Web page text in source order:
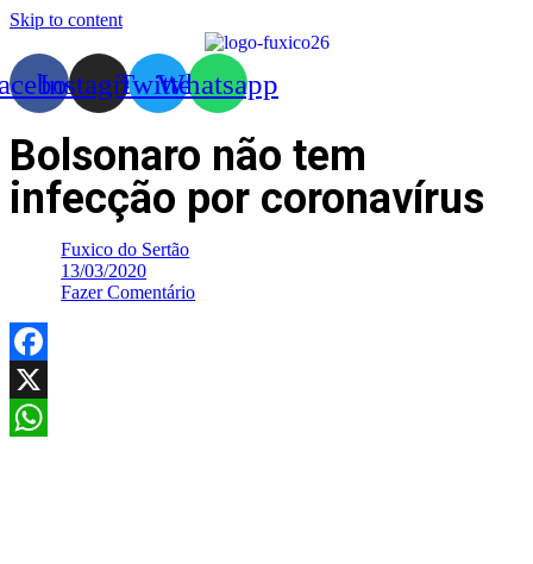
Skip to content
InstagramTwitterWhatsapp
Bolsonaro não tem
infecção por coronavírus
Fuxico do Sertão
13/03/2020
Fazer Comentário
Facebook
X